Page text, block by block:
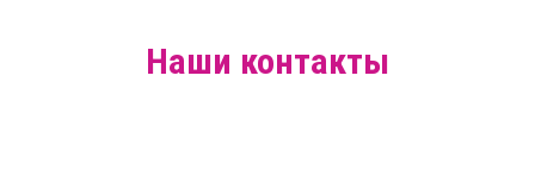
Наши контакты